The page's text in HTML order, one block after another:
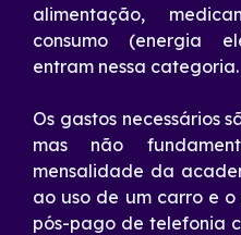
alimentação,
consumo (energia
entram nessa categoria.
Os gastos necessários
mas não
mensalidade da
ao uso de um carro e
pós-pago de telefonia